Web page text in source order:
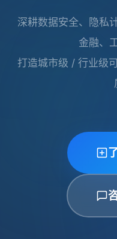
深耕数据安全、隐私
金融、
打造城市级 / 行业级